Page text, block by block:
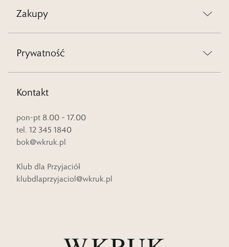
Zakupy
Prywatność
Kontakt
pon-pt 8.00 – 17.00
tel. 12 345 1840
bok@wkruk.pl
Klub dla Przyjaciół
klubdlaprzyjaciol@wkruk.pl